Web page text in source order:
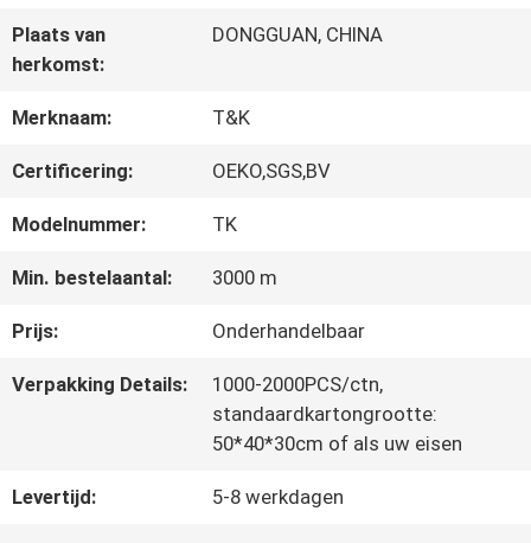
FABRIEKSREIS
CONTACTEER
ONS
NIEUWS
GEVALLEN
Plaats van
herkomst:
DONGGUAN, CHINA
Merknaam: T&K
Certificering: OEKO,SGS,BV
Modelnummer: TK
Min. bestelaantal: 3000 m
Prijs: Onderhandelbaar
Verpakking Details:
1000-2000PCS/ctn,
standaardkartongrootte:
50*40*30cm of als uw eisen
Levertijd: 5-8 werkdagen